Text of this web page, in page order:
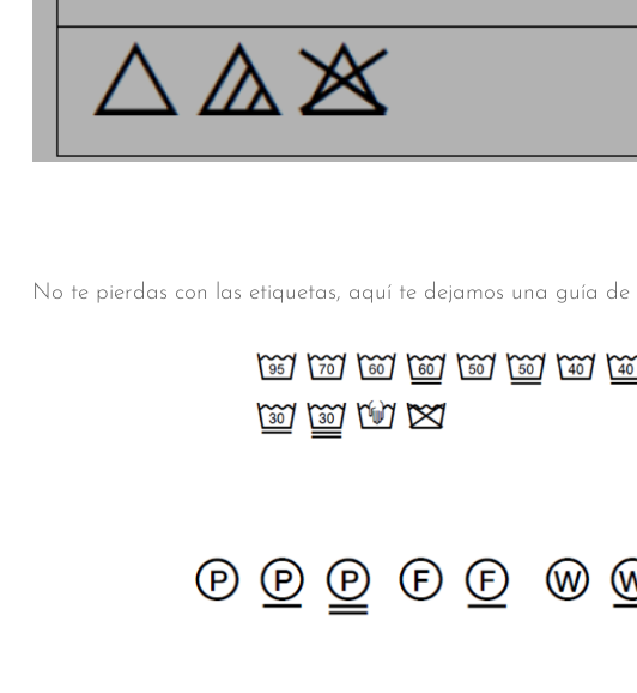
No te pierdas con las etiquetas, aquí te dejamos una guía